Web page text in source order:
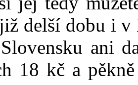
delší dobu i v
ani
18 kč a